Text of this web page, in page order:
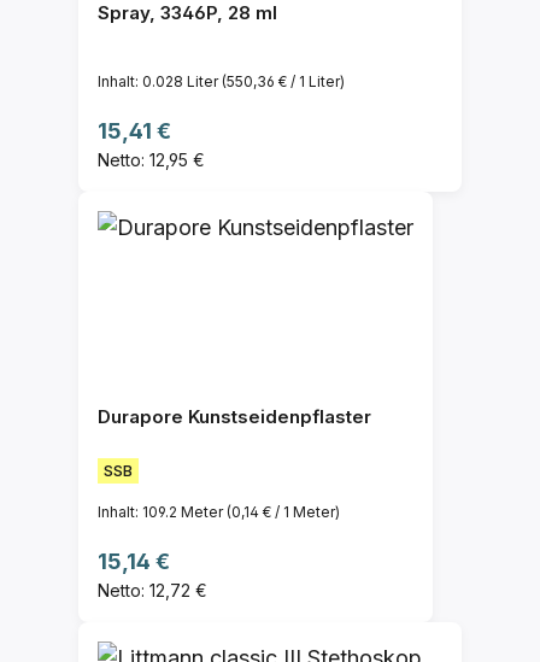
Spray, 3346P, 28 ml
Inhalt: 0.028 Liter(550,36 € / 1 Liter)
Regulärer Preis:
15,41 €
Netto: 12,95 €
Durapore Kunstseidenpflaster
SSB
Inhalt: 109.2 Meter(0,14 € / 1 Meter)
Regulärer Preis:
15,14 €
Netto: 12,72 €